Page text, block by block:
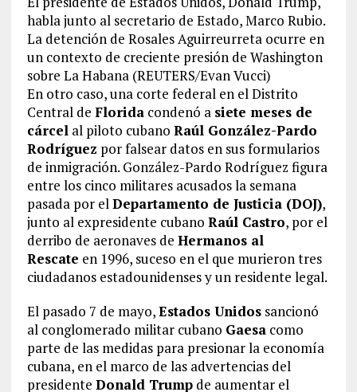
habla junto al secretario de Estado, Marco Rubio.
La detención de Rosales Aguirreurreta ocurre en
un contexto de creciente presión de Washington
sobre La Habana (REUTERS/Evan Vucci)
En otro caso, una corte federal en el Distrito
Central de Floridacondenó a siete meses de
cárcelal piloto cubano Raúl González-Pardo
Rodríguez por falsear datos en sus formularios
de inmigración. González-Pardo Rodríguez figura
entre los cinco militares acusados la semana
pasada por elDepartamento de Justicia (DOJ),
junto al expresidente cubano Raúl Castro, por el
derribo de aeronaves de Hermanos al
Rescate en 1996, suceso en el que murieron tres
ciudadanos estadounidenses y un residente legal.
El pasado 7 de mayo,Estados Unidossancionó
al conglomerado militar cubano Gaesacomo
parte de las medidas para presionar la economía
cubana, en el marco de las advertencias del
presidente Donald Trumpde aumentar el